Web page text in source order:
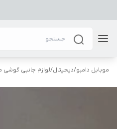
موبایل دامبو/دیجیتال/لوازم جانبی گوشی